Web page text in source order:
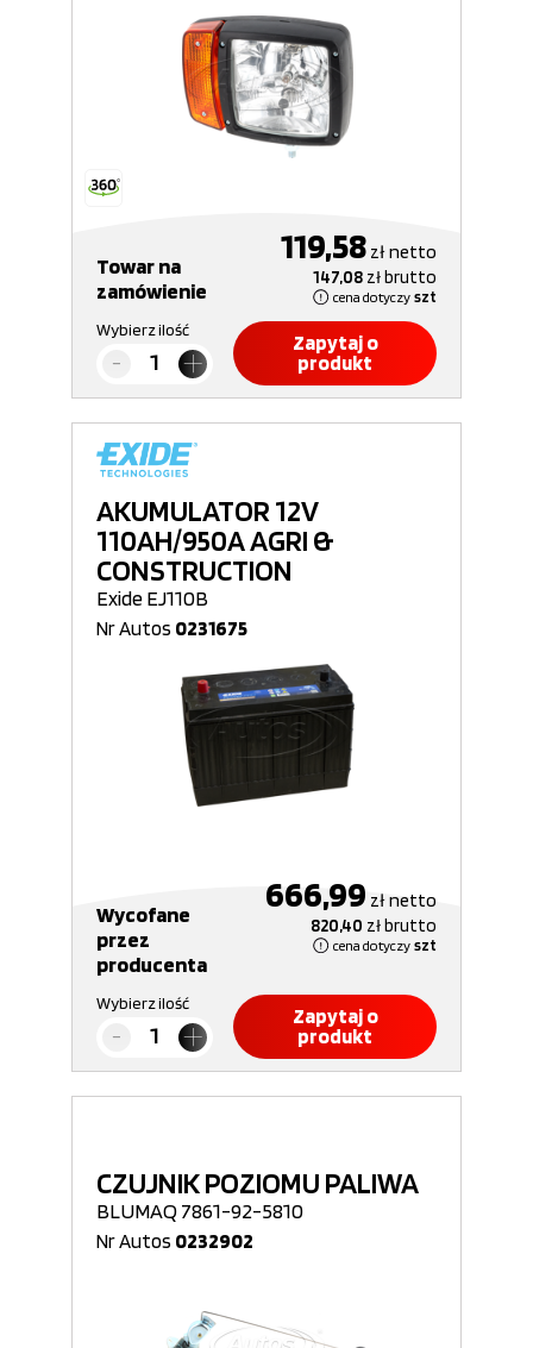
Towar na
zamówienie
119,58 złnetto
147,08 złbrutto
cena dotyczy szt
Wybierz ilość
Zapytaj o
produkt
AKUMULATOR 12V
110AH/950A AGRI &
CONSTRUCTION
Exide EJ110B
Nr Autos 0231675
Wycofane
przez
producenta
666,99 złnetto
820,40 złbrutto
cena dotyczy szt
Wybierz ilość
Zapytaj o
produkt
CZUJNIK POZIOMU PALIWA
BLUMAQ 7861-92-5810
Nr Autos 0232902